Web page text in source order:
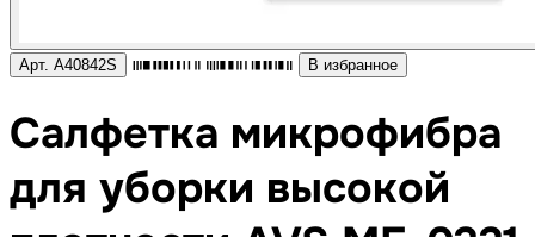
Арт. A40842S В избранное
Салфетка микрофибра
для уборки высокой